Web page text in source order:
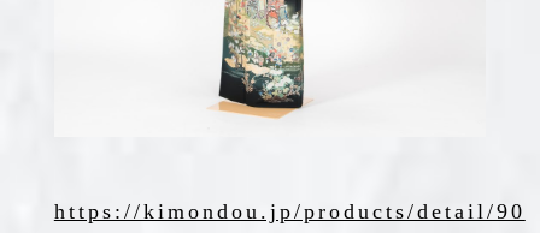
https://kimondou.jp/products/detail/90